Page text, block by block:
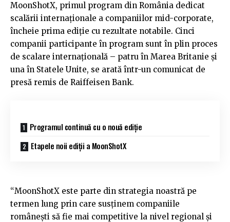
MoonShotX, primul program din România dedicat
scalării internaționale a companiilor mid-corporate,
încheie prima ediție cu rezultate notabile. Cinci
companii participante în program sunt în plin proces
de scalare internațională – patru în Marea Britanie și
una în Statele Unite, se arată într-un comunicat de
presă remis de Raiffeisen Bank.
Programul continuă cu o nouă ediție
Etapele noii ediții a MoonShotX
“MoonShotX este parte din strategia noastră pe
termen lung prin care susținem companiile
românești să fie mai competitive la nivel regional și